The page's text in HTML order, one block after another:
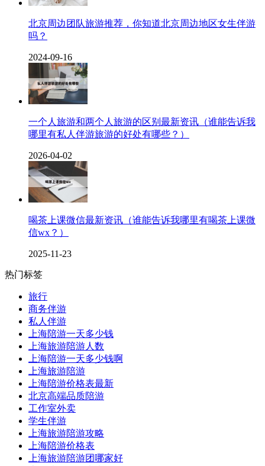
北京周边团队旅游推荐，你知道北京周边地区女生伴游
吗？
2024-09-16
一个人旅游和两个人旅游的区别最新资讯（谁能告诉我
哪里有私人伴游旅游的好处有哪些？）
2026-04-02
喝茶上课微信最新资讯（谁能告诉我哪里有喝茶上课微
信wx？）
2025-11-23
热门标签
旅行
商务伴游
私人伴游
上海陪游一天多少钱
上海旅游陪游人数
上海陪游一天多少钱啊
上海旅游陪游
上海陪游价格表最新
北京高端品质陪游
工作室外卖
学生伴游
上海旅游陪游攻略
上海陪游价格表
上海旅游陪游团哪家好